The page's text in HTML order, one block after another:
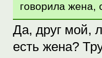
говорила жена,
Да, друг мой,
есть жена?